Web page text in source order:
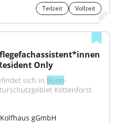
Teilzeit Vollzeit
Only
sich in Bonn-
Kottenforst.
gGmbH